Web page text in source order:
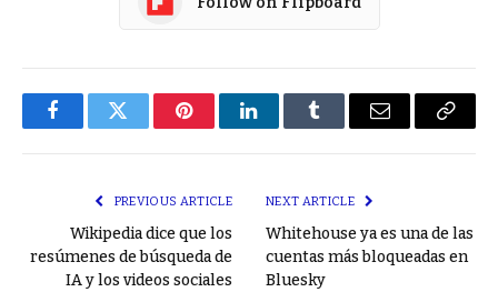
FacebookTwitter PinterestLinkedInTumblr Email
Copy
PREVIOUS ARTICLE
Wikipedia dice que los
resúmenes de búsqueda de
IA y los videos sociales
NEXT ARTICLE
Whitehouse ya es una de las
cuentas más bloqueadas en
Bluesky